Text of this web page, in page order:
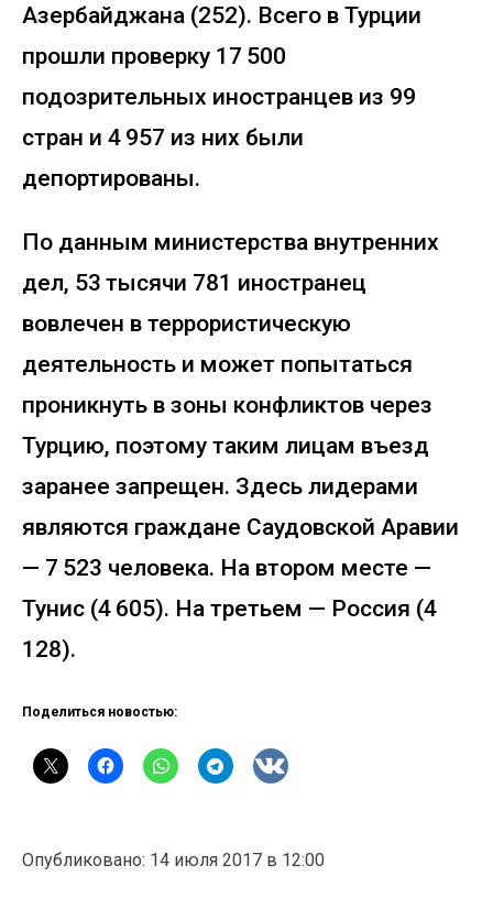
Азербайджана (252). Всего в Турции
прошли проверку 17 500
подозрительных иностранцев из 99
стран и 4 957 из них были
депортированы.
По данным министерства внутренних
дел, 53 тысячи 781 иностранец
вовлечен в террористическую
деятельность и может попытаться
проникнуть в зоны конфликтов через
Турцию, поэтому таким лицам въезд
заранее запрещен. Здесь лидерами
являются граждане Саудовской Аравии
— 7 523 человека. На втором месте —
Тунис (4 605). На третьем — Россия (4
128).
Поделиться новостью:
Опубликовано: 14 июля 2017 в 12:00